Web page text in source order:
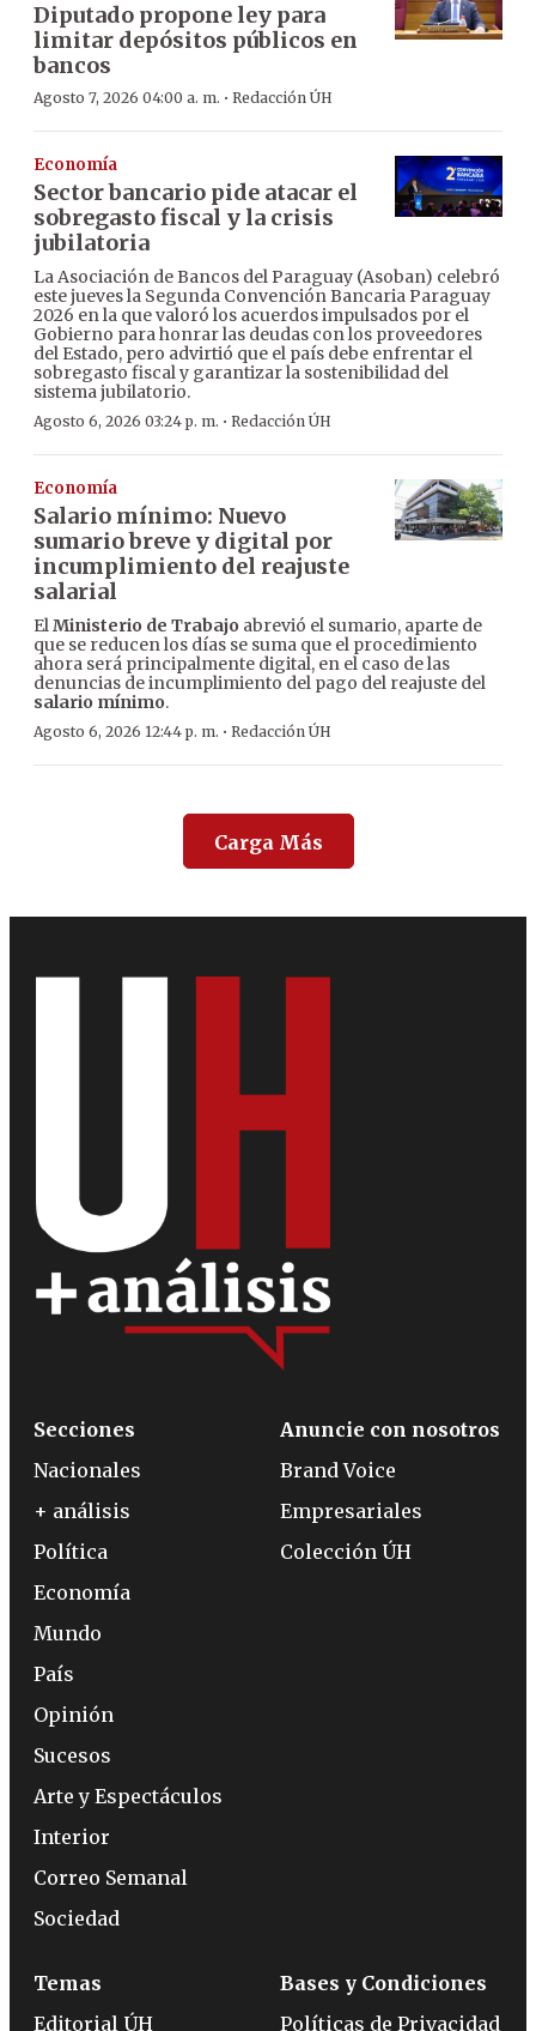
Diputado propone ley para
limitar depósitos públicos en
bancos
Agosto 7, 2026 04:00 a. m. · Redacción ÚH
Economía
Sector bancario pide atacar el
sobregasto fiscal y la crisis
jubilatoria
La Asociación de Bancos del Paraguay (Asoban) celebró
este jueves la Segunda Convención Bancaria Paraguay
2026 en la que valoró los acuerdos impulsados por el
Gobierno para honrar las deudas con los proveedores
del Estado, pero advirtió que el país debe enfrentar el
sobregasto fiscal y garantizar la sostenibilidad del
sistema jubilatorio.
Agosto 6, 2026 03:24 p. m. · Redacción ÚH
Economía
Salario mínimo: Nuevo
sumario breve y digital por
incumplimiento del reajuste
salarial
ElMinisterio de Trabajo abrevió el sumario, aparte de
que se reducen los días se suma que el procedimiento
ahora será principalmente digital, en el caso de las
denuncias de incumplimiento del pago del reajuste del
salario mínimo.
Agosto 6, 2026 12:44 p. m. · Redacción ÚH
Carga Más
Secciones
Nacionales
+ análisis
Política
Economía
Mundo
País
Opinión
Sucesos
Arte y Espectáculos
Interior
Correo Semanal
Sociedad
Anuncie con nosotros
Brand Voice
Empresariales
Colección ÚH
Temas
Editorial ÚH
Bases y Condiciones
Políticas de Privacidad